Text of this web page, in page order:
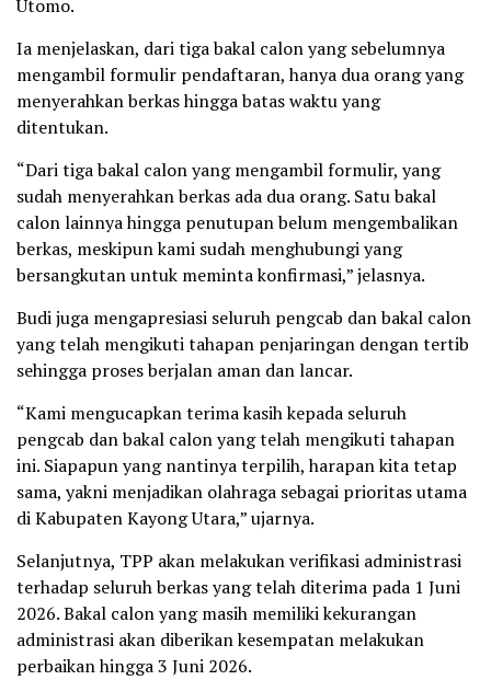
Utomo.
Ia menjelaskan, dari tiga bakal calon yang sebelumnya
mengambil formulir pendaftaran, hanya dua orang yang
menyerahkan berkas hingga batas waktu yang
ditentukan.
“Dari tiga bakal calon yang mengambil formulir, yang
sudah menyerahkan berkas ada dua orang. Satu bakal
calon lainnya hingga penutupan belum mengembalikan
berkas, meskipun kami sudah menghubungi yang
bersangkutan untuk meminta konfirmasi,” jelasnya.
Budi juga mengapresiasi seluruh pengcab dan bakal calon
yang telah mengikuti tahapan penjaringan dengan tertib
sehingga proses berjalan aman dan lancar.
“Kami mengucapkan terima kasih kepada seluruh
pengcab dan bakal calon yang telah mengikuti tahapan
ini. Siapapun yang nantinya terpilih, harapan kita tetap
sama, yakni menjadikan olahraga sebagai prioritas utama
di Kabupaten Kayong Utara,” ujarnya.
Selanjutnya, TPP akan melakukan verifikasi administrasi
terhadap seluruh berkas yang telah diterima pada 1 Juni
2026. Bakal calon yang masih memiliki kekurangan
administrasi akan diberikan kesempatan melakukan
perbaikan hingga 3 Juni 2026.